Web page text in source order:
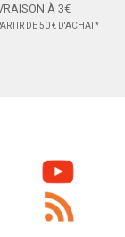
À 3€
DE 50 € D'ACHAT*